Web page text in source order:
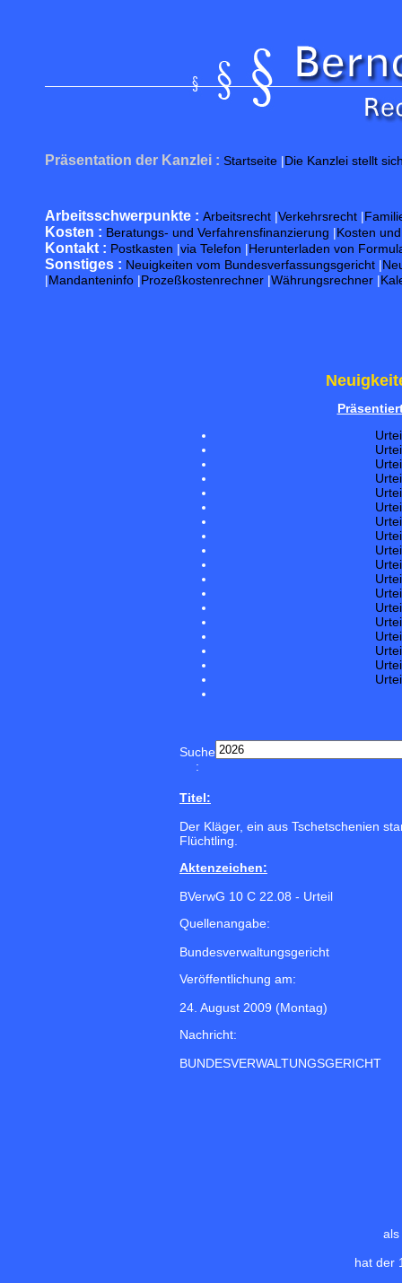
Präsentation der Kanzlei : Startseite |Die Kanzlei stellt
Arbeitsschwerpunkte : Arbeitsrecht |Verkehrsrecht |
Kosten : Beratungs- und Verfahrensfinanzierung |Kosten
Kontakt : Postkasten |via Telefon |Herunterladen von
Sonstiges : Neuigkeiten vom Bundesverfassungsgericht |
|Mandanteninfo |Prozeßkostenrechner |Währungsrechner |
Suche
:
Titel:
Der Kläger, ein aus Tschetschenien
Flüchtling.
Aktenzeichen:
BVerwG 10 C 22.08 - Urteil
Quellenangabe:
Bundesverwaltungsgericht
Veröffentlichung am:
24. August 2009 (Montag)
Nachricht:
BUNDESVERWALTUNGSGERICHT
als
hat der